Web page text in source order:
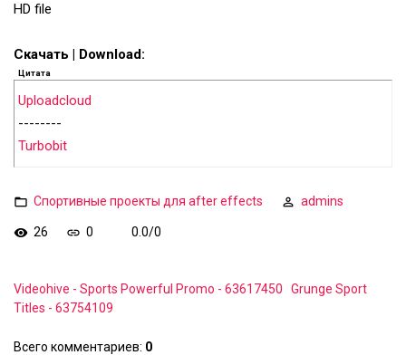
HD file
Скачать | Download:
Цитата
Uploadcloud
--------
Turbobit
Спортивные проекты для after effects admins
26 0 0.0/0
Videohive - Sports Powerful Promo - 63617450
Grunge Sport
Titles - 63754109
Всего комментариев: 0